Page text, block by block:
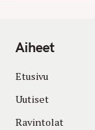
Aiheet
Etusivu
Uutiset
Ravintolat